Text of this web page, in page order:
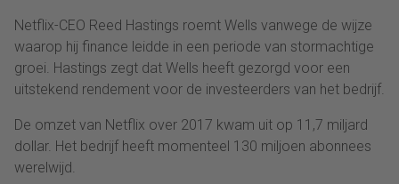
Netflix-CEO Reed Hastings roemt Wells vanwege de wijze
waarop hij finance leidde in een periode van stormachtige
groei. Hastings zegt dat Wells heeft gezorgd voor een
uitstekend rendement voor de investeerders van het bedrijf.
De omzet van Netflix over 2017 kwam uit op 11,7 miljard
dollar. Het bedrijf heeft momenteel 130 miljoen abonnees
werelwijd.